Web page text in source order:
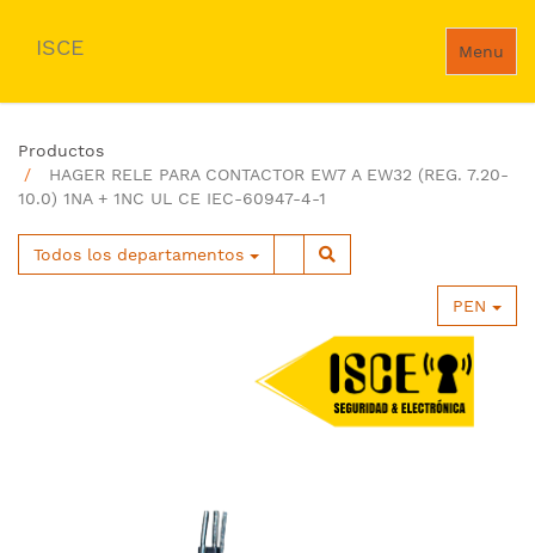
Menu
ISCE
Productos
HAGER RELE PARA CONTACTOR EW7 A EW32 (REG. 7.20-
10.0) 1NA + 1NC UL CE IEC-60947-4-1
Todos los departamentos
PEN